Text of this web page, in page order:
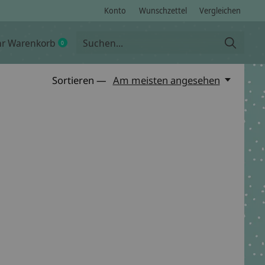
Konto Wunschzettel Vergleichen
Warenkorb 0items
Sortieren — Am meisten angesehen